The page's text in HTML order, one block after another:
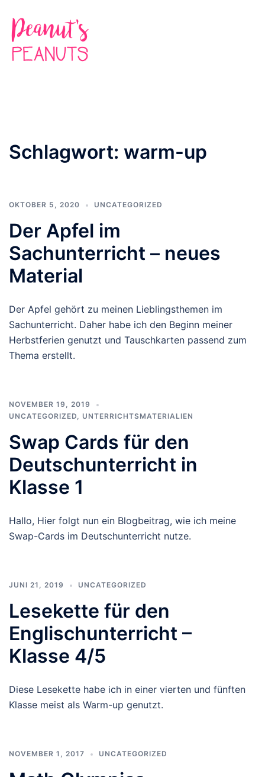
Inhalt
springen
Schlagwort: warm-up
OKTOBER 5, 2020 UNCATEGORIZED
Der Apfel im
Sachunterricht – neues
Material
Der Apfel gehört zu meinen Lieblingsthemen im
Sachunterricht. Daher habe ich den Beginn meiner
Herbstferien genutzt und Tauschkarten passend zum
Thema erstellt.
NOVEMBER 19, 2019
UNCATEGORIZED, UNTERRICHTSMATERIALIEN
Swap Cards für den
Deutschunterricht in
Klasse 1
Hallo, Hier folgt nun ein Blogbeitrag, wie ich meine
Swap-Cards im Deutschunterricht nutze.
JUNI 21, 2019 UNCATEGORIZED
Lesekette für den
Englischunterricht –
Klasse 4/5
Diese Lesekette habe ich in einer vierten und fünften
Klasse meist als Warm-up genutzt.
NOVEMBER 1, 2017 UNCATEGORIZED